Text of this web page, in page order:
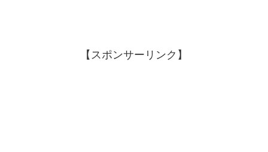
【スポンサーリンク】